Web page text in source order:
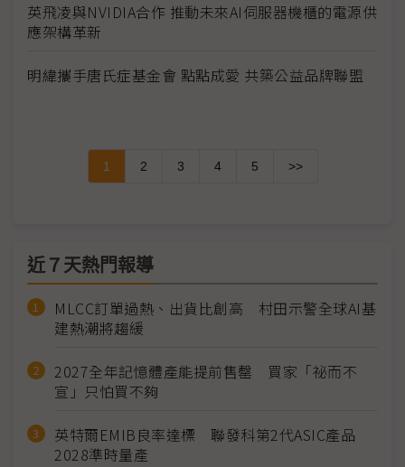
英飛凌與NVIDIA合作 推動未來AI伺服器機櫃的電源供
應架構革新
明緯攜手唐氏症基金會 點點成愛 共築公益品牌聯盟
1 2 3 4 5 >>
近７天熱門報導
MLCC訂單過熱、出貨比創高 村田示警全球AI基
建熱潮將趨緩
2027全年記憶體產能提前售罄 買家「祕而不
宣」只怕買不夠
英特爾EMIB良率達標 聯發科第2代ASIC產品
2028準時量產